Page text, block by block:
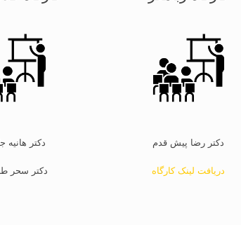
دکتر رضا پیش قدم
دریافت لینک کارگاه
دکتر هانیه
دکتر سحر